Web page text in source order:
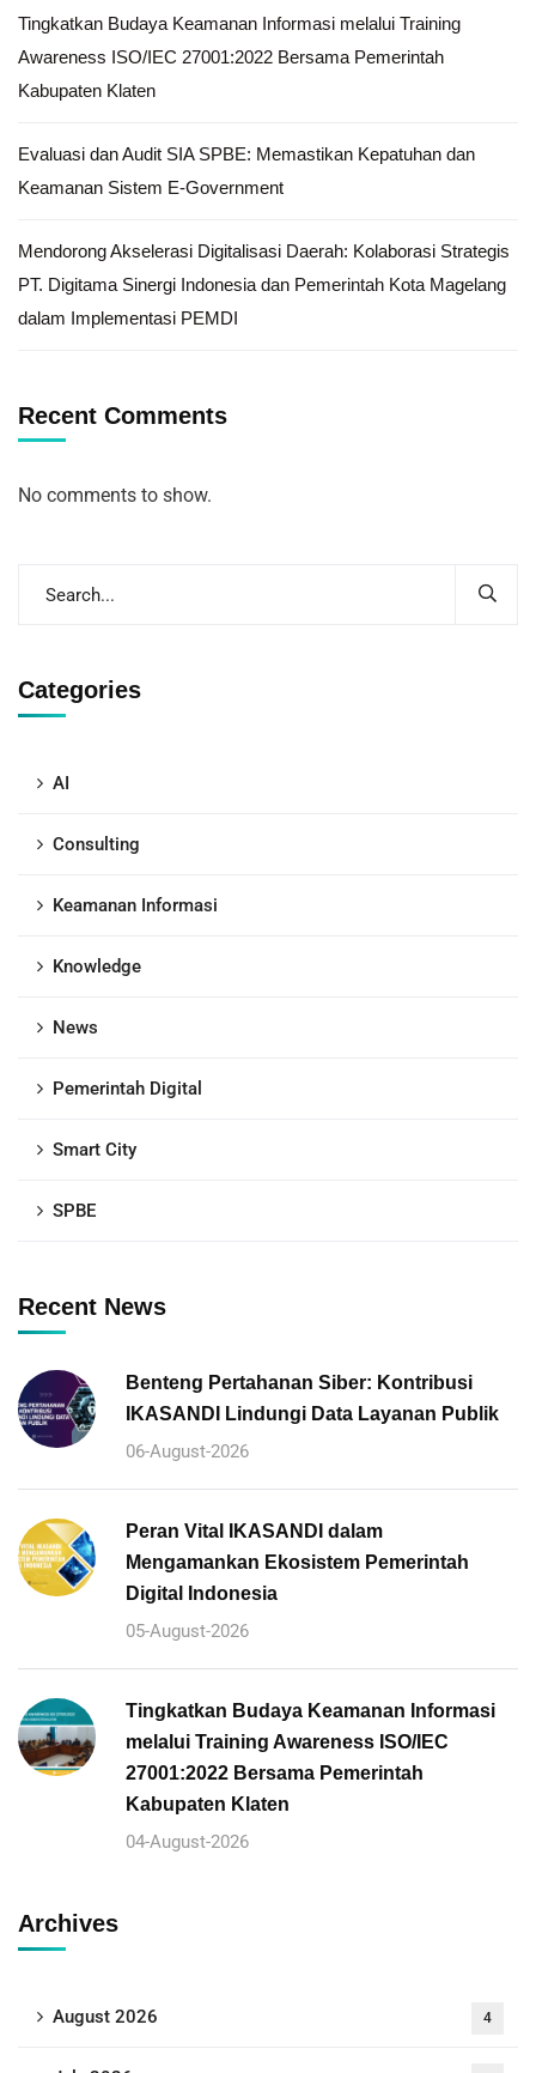
Tingkatkan Budaya Keamanan Informasi melalui Training
Awareness ISO/IEC 27001:2022 Bersama Pemerintah
Kabupaten Klaten
Evaluasi dan Audit SIA SPBE: Memastikan Kepatuhan dan
Keamanan Sistem E-Government
Mendorong Akselerasi Digitalisasi Daerah: Kolaborasi Strategis
PT. Digitama Sinergi Indonesia dan Pemerintah Kota Magelang
dalam Implementasi PEMDI
Recent Comments
No comments to show.
Categories
AI
Consulting
Keamanan Informasi
Knowledge
News
Pemerintah Digital
Smart City
SPBE
Recent News
Benteng Pertahanan Siber: Kontribusi
IKASANDI Lindungi Data Layanan Publik
06-August-2026
Peran Vital IKASANDI dalam
Mengamankan Ekosistem Pemerintah
Digital Indonesia
05-August-2026
Tingkatkan Budaya Keamanan Informasi
melalui Training Awareness ISO/IEC
27001:2022 Bersama Pemerintah
Kabupaten Klaten
04-August-2026
Archives
August 2026 4